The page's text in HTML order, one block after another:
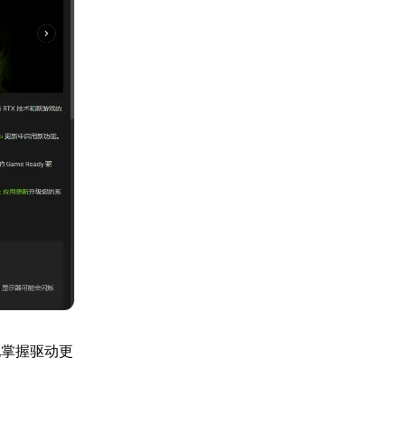
握驱动更